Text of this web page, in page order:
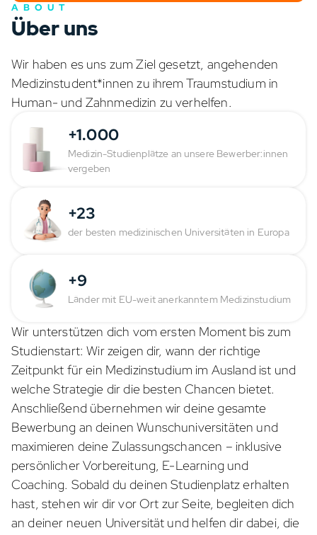
ABOUT
Über uns
Wir haben es uns zum Ziel gesetzt, angehenden
Medizinstudent*innen zu ihrem Traumstudium in
Human- und Zahnmedizin zu verhelfen.
+1.000
Medizin-Studienplätze an unsere Bewerber:innen
vergeben
+23
der besten medizinischen Universitäten in Europa
+9
Länder mit EU-weit anerkanntem Medizinstudium
Wir unterstützen dich vom ersten Moment bis zum
Studienstart: Wir zeigen dir, wann der richtige
Zeitpunkt für ein Medizinstudium im Ausland ist und
welche Strategie dir die besten Chancen bietet.
Anschließend übernehmen wir deine gesamte
Bewerbung an deinen Wunschuniversitäten und
maximieren deine Zulassungschancen – inklusive
persönlicher Vorbereitung, E-Learning und
Coaching. Sobald du deinen Studienplatz erhalten
hast, stehen wir dir vor Ort zur Seite, begleiten dich
an deiner neuen Universität und helfen dir dabei, die